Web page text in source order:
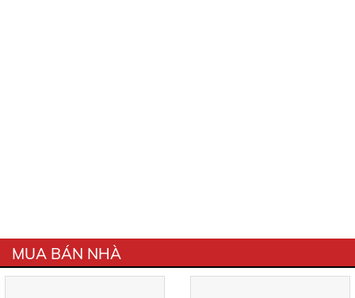
MUA BÁN NHÀ